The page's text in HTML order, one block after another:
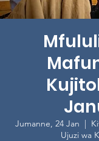
Jumanne, 24 Jan
  |
Ujuzi wa